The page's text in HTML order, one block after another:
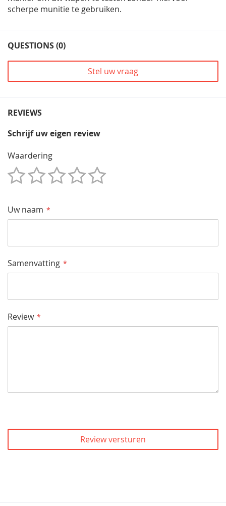
scherpe munitie te gebruiken.
QUESTIONS (0)
Stel uw vraag
REVIEWS
Schrijf uw eigen review
Waardering
Uw naam
Samenvatting
Review
Review versturen